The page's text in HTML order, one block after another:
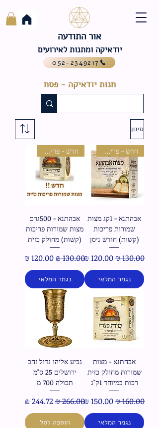
אור התודעה
יודאיקה ומתנות לאירועים
052-2349217
חנות יודאיקה - פסח
סינון
חדש - פריכות כזית
אבהתנא - 1קג מצות
שמורות פריכות
(קשות) חודש ניסן
מחיר רגיל מחיר מבצע
נגמר המלאי
חדש - פריכות כזית
אבהתנא - 500גרם
מצות שמורות פריכות
(קשות) מחולק כזית
מחיר רגיל מחיר מבצע
נגמר המלאי
אבהתנא - מצות
שמורות מחולק כזית
רכות במיוחד 1ק"ג
מחיר רגיל מחיר מבצע
נגמר המלאי
גביע אליהו גדול זהב
ירושלים 25 ס"מ
תכולה 700 מ
מחיר רגיל‏266.00 ‏₪ מחיר מבצע‏244.72 ‏₪
הוספה לסל